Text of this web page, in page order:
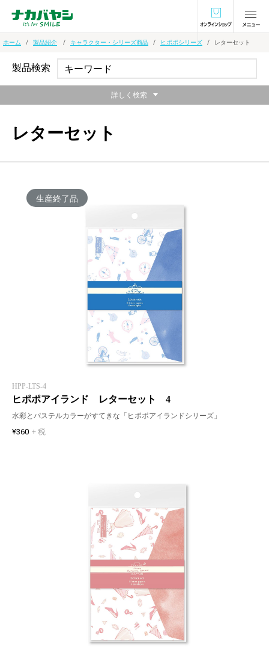
オンラインショ
ホーム 製品紹介 キャラクター・シリーズ商品 ヒポポシリーズ レターセット
レターセット
生産終了品
HPP-LTS-4
ヒポポアイランド レターセット 4
水彩とパステルカラーがすてきな「ヒポポアイランドシリーズ」
¥360 + 税
製品検索
詳しく検索